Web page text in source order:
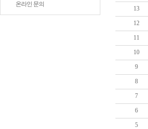
온라인 문의
13
12
11
10
9
8
7
6
5